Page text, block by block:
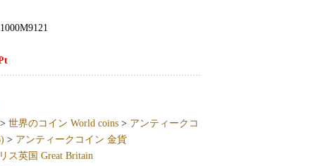
1000M9121
世界のコイン World coins> アンティークコ
> アンティークコイン 金貨
ス英国 Great Britain